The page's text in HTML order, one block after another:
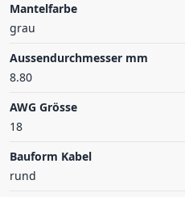
Mantelfarbe
grau
Aussendurchmesser mm
8.80
AWG Grösse
18
Bauform Kabel
rund